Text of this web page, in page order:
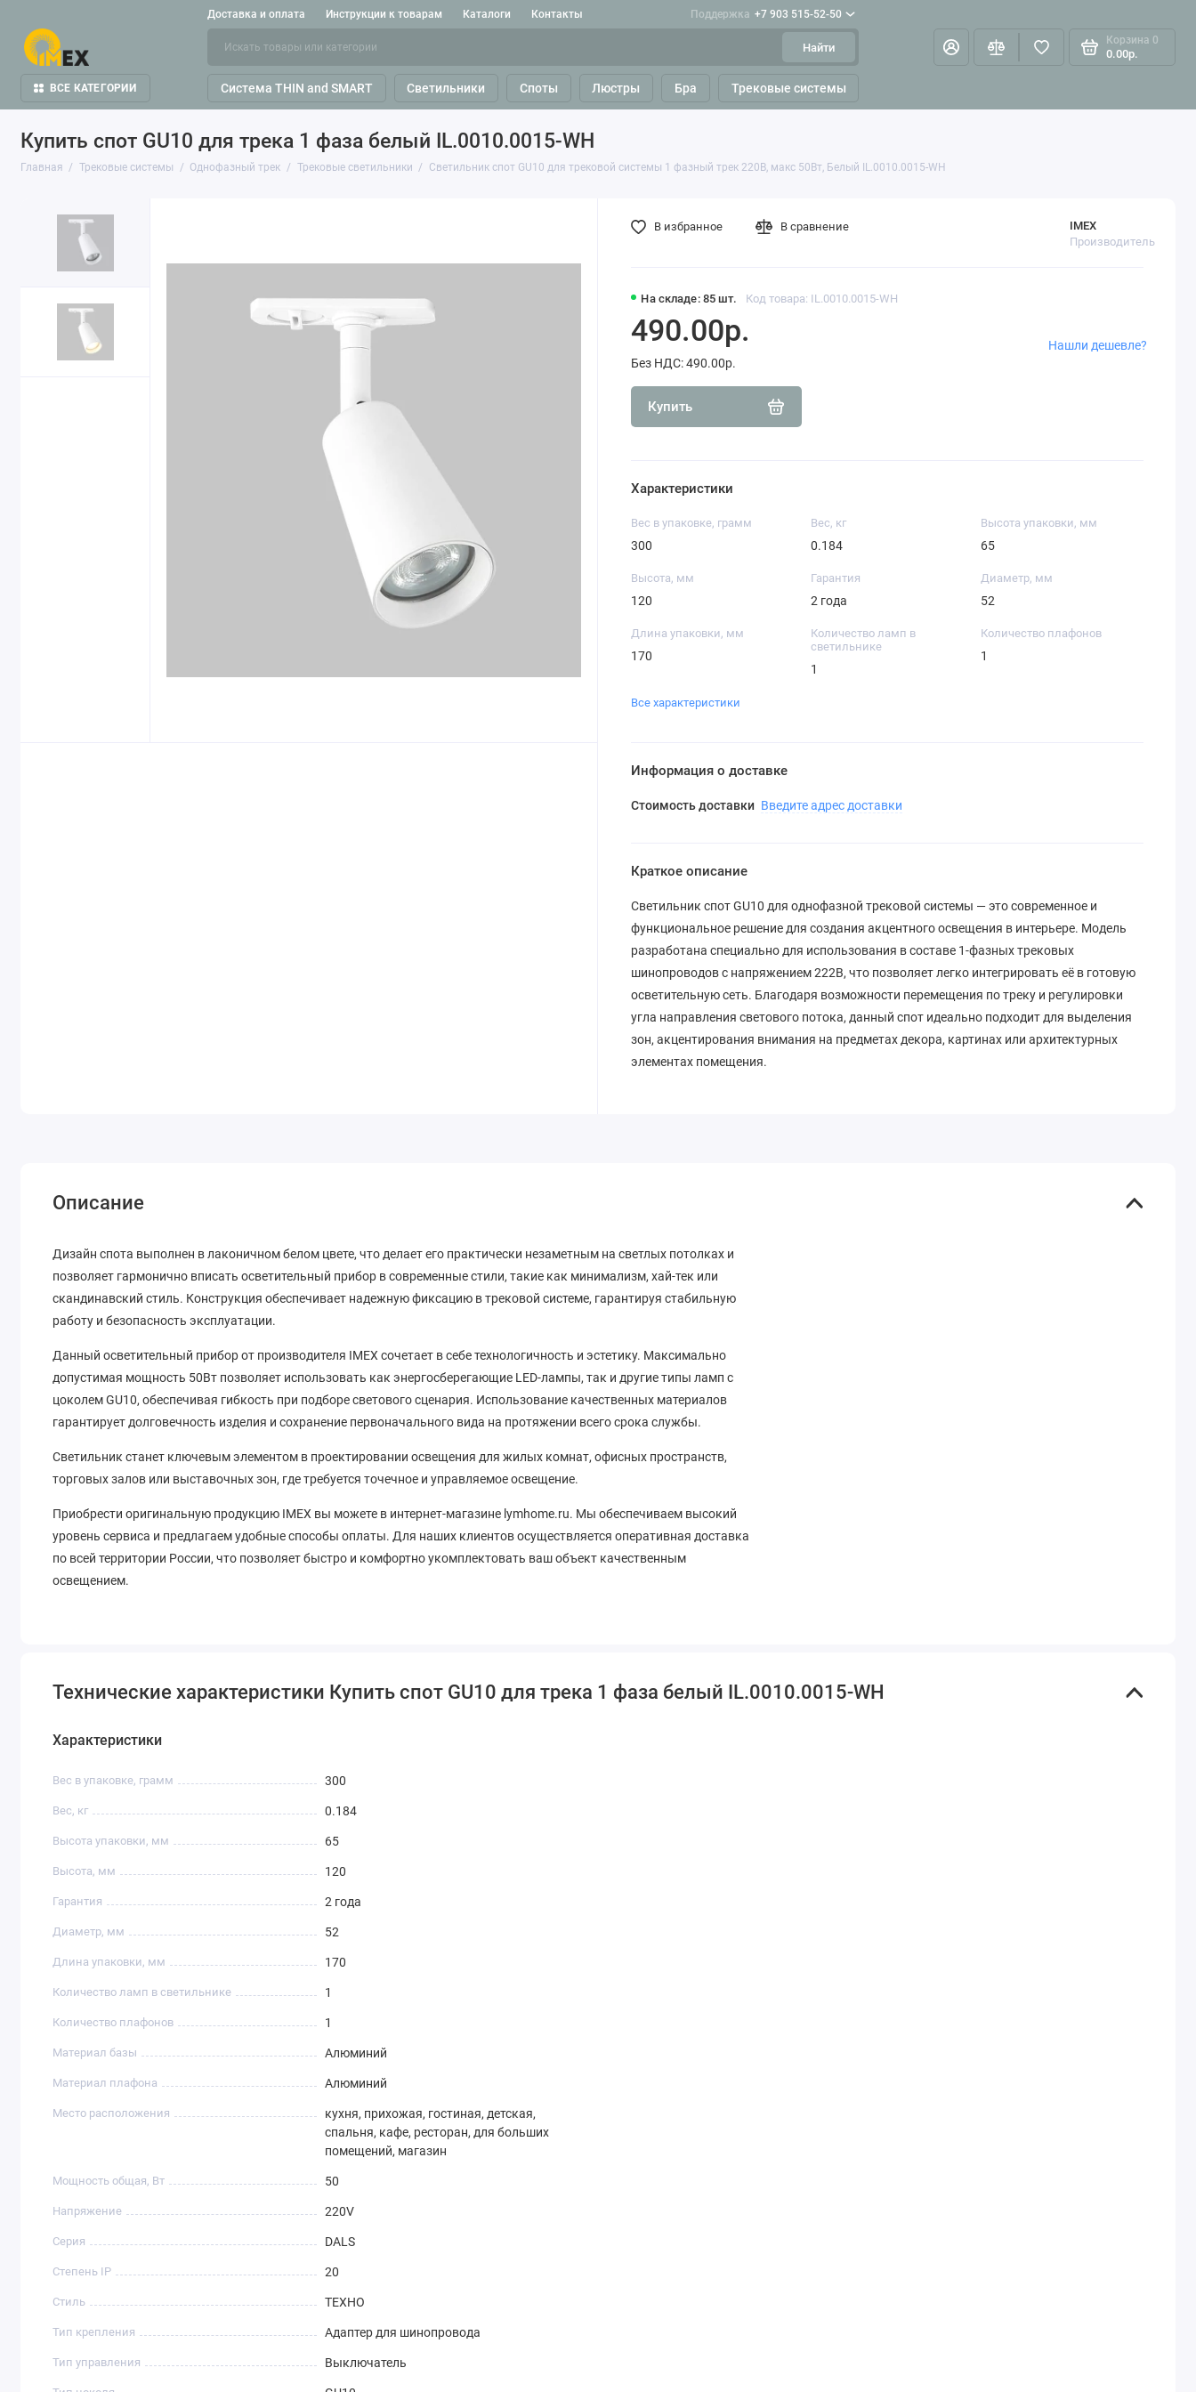
Доставка и оплата Инструкции к товарам Каталоги Контакты Поддержка +7 903 515-52-50
Найти
Корзина 0
0.00р.
ВСЕ КАТЕГОРИИ Система THIN and SMART Светильники Споты Люстры Бра Трековые системы
Купить спот GU10 для трека 1 фаза белый IL.0010.0015-WH
Главная Трековые системы Однофазный трек Трековые светильники Светильник спот GU10 для трековой системы 1 фазный трек 220В, макс 50Вт, Белый IL.0010.0015-WH
На складе: 85 шт. Код товара: IL.0010.0015-WH
IMEX
Производитель
490.00р.
Без НДС: 490.00р.
Купить
Нашли дешевле?
В избранное В сравнение
Характеристики
Вес в упаковке, грамм
300
Вес, кг
0.184
Высота упаковки, мм
65
Высота, мм
120
Гарантия
2 года
Диаметр, мм
52
Длина упаковки, мм
170
Количество ламп в
светильнике
1
Количество плафонов
1
Все характеристики
Информация о доставке
Стоимость доставки Введите адрес доставки
Краткое описание
Светильник спот GU10 для однофазной трековой системы — это современное и
функциональное решение для создания акцентного освещения в интерьере. Модель
разработана специально для использования в составе 1-фазных трековых
шинопроводов с напряжением 222В, что позволяет легко интегрировать её в готовую
осветительную сеть. Благодаря возможности перемещения по треку и регулировки
угла направления светового потока, данный спот идеально подходит для выделения
зон, акцентирования внимания на предметах декора, картинах или архитектурных
элементах помещения.
Описание
Дизайн спота выполнен в лаконичном белом цвете, что делает его практически незаметным на светлых потолках и
позволяет гармонично вписать осветительный прибор в современные стили, такие как минимализм, хай-тек или
скандинавский стиль. Конструкция обеспечивает надежную фиксацию в трековой системе, гарантируя стабильную
работу и безопасность эксплуатации.
Данный осветительный прибор от производителя IMEX сочетает в себе технологичность и эстетику. Максимально
допустимая мощность 50Вт позволяет использовать как энергосберегающие LED-лампы, так и другие типы ламп с
цоколем GU10, обеспечивая гибкость при подборе светового сценария. Использование качественных материалов
гарантирует долговечность изделия и сохранение первоначального вида на протяжении всего срока службы.
Светильник станет ключевым элементом в проектировании освещения для жилых комнат, офисных пространств,
торговых залов или выставочных зон, где требуется точечное и управляемое освещение.
Приобрести оригинальную продукцию IMEX вы можете в интернет-магазине lymhome.ru. Мы обеспечиваем высокий
уровень сервиса и предлагаем удобные способы оплаты. Для наших клиентов осуществляется оперативная доставка
по всей территории России, что позволяет быстро и комфортно укомплектовать ваш объект качественным
освещением.
Технические характеристики Купить спот GU10 для трека 1 фаза белый IL.0010.0015-WH
Характеристики
Вес в упаковке, грамм 300
Вес, кг 0.184
Высота упаковки, мм 65
Высота, мм 120
Гарантия 2 года
Диаметр, мм 52
Длина упаковки, мм 170
Количество ламп в светильнике 1
Количество плафонов 1
Материал базы Алюминий
Материал плафона Алюминий
Место расположения
кухня, прихожая, гостиная, детская,
спальня, кафе, ресторан, для больших
помещений, магазин
Мощность общая, Вт 50
Напряжение 220V
Серия DALS
Степень IP 20
Стиль ТЕХНО
Тип крепления Адаптер для шинопровода
Тип управления Выключатель